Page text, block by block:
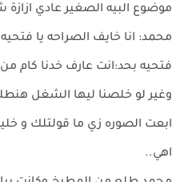
موضوع البيه الصغير عادي
محمد: انا خايف الصراحه يا فتحيه
فتحيه بحد:انت عارف خدنا كام
وغير لو خلصنا ليها الشغل
ابعت الصوره زي ما قولتلك و
اهي..